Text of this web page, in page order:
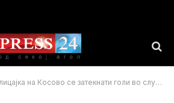
Косово се затекнати голи во службен автомобил, ги фатиле колеги